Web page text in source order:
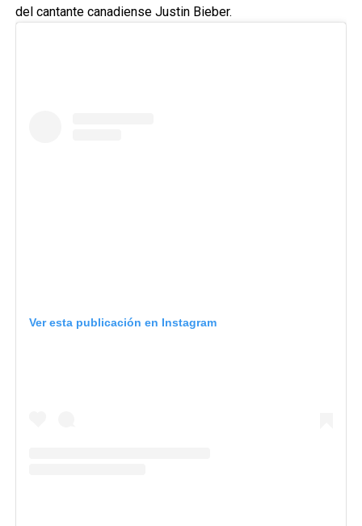
del cantante canadiense Justin Bieber.
Ver esta publicación en Instagram